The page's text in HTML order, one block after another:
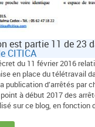
est partie 11 de 23
CITICA
du 11 février 2016
en place du télétravail
publication d’arrêtés par
à début 2017 des
sur ce blog, en fonction